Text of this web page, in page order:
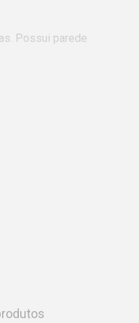
Possui parede